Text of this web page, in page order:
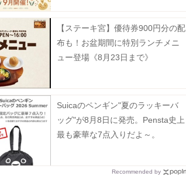
【ステーキ宮】優待券900円分の配
布も！お盆期間に特別ランチメニ
ュー登場《8月23日まで》
Suicaのペンギン"夏のラッキーバ
ッグ"が8月8日に発売。Pensta史上
最も豪華な7点入りだよ～。
Recommended by